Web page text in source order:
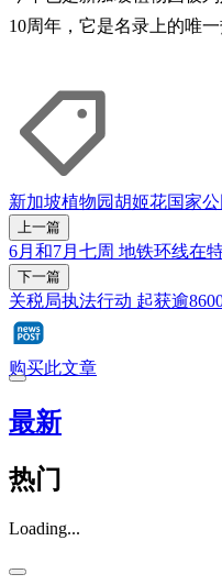
10周年，它是名录上的唯一
新加坡植物园胡姬花国家
上一篇
6月和7月七周 地铁环线在
下一篇
关税局执法行动 起获逾
购买此文章
最新
热门
Loading...